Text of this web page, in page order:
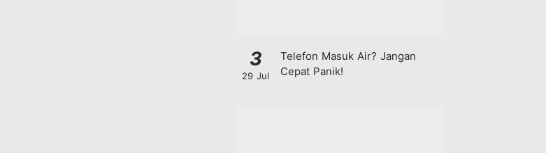
3
29 Jul
Telefon Masuk Air? Jangan
Cepat Panik!